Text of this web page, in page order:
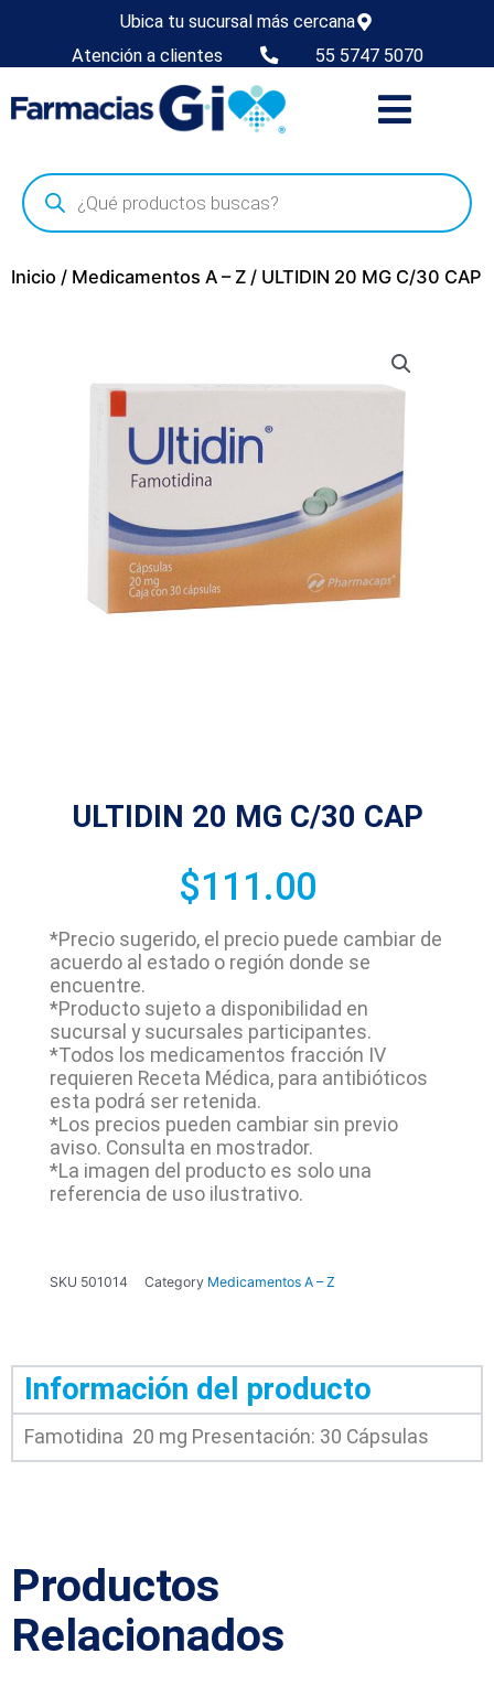
Ubica tu sucursal más cercana
Atención a clientes
55 5747 5070
Inicio / Medicamentos A – Z / ULTIDIN 20 MG C/30 CAP
ULTIDIN 20 MG C/30 CAP
$111.00
*Precio sugerido, el precio puede cambiar de
acuerdo al estado o región donde se
encuentre.
*Producto sujeto a disponibilidad en
sucursal y sucursales participantes.
*Todos los medicamentos fracción IV
requieren Receta Médica, para antibióticos
esta podrá ser retenida.
*Los precios pueden cambiar sin previo
aviso. Consulta en mostrador.
*La imagen del producto es solo una
referencia de uso ilustrativo.
SKU 501014 Category Medicamentos A – Z
Información del producto
Famotidina 20 mg Presentación: 30 Cápsulas
Productos
Relacionados